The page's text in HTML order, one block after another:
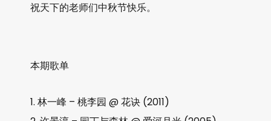
祝天下的老师们中秋节快乐。
本期歌单
林一峰 – 桃李园 @ 花诀 (2011)